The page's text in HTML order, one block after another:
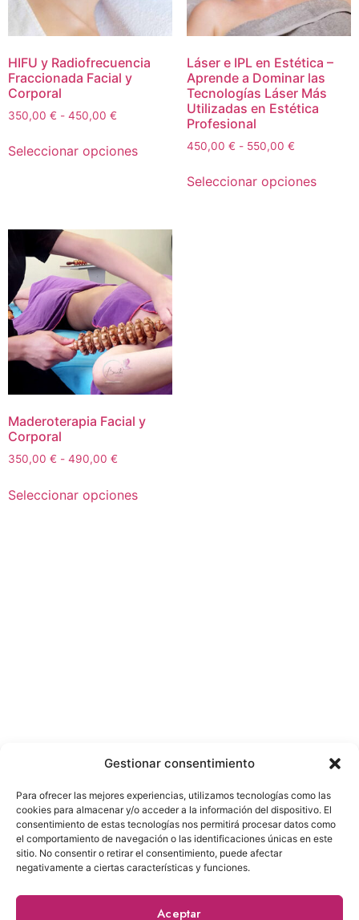
Gestionar consentimiento
Para ofrecer las mejores experiencias, utilizamos tecnologías como las
cookies para almacenar y/o acceder a la información del dispositivo. El
consentimiento de estas tecnologías nos permitirá procesar datos como
el comportamiento de navegación o las identificaciones únicas en este
sitio. No consentir o retirar el consentimiento, puede afectar
negativamente a ciertas características y funciones.
Aceptar
HIFU y Radiofrecuencia
Fraccionada Facial y
Corporal
350,00 € - 450,00 €
Seleccionar opciones
Láser e IPL en Estética –
Aprende a Dominar las
Tecnologías Láser Más
Utilizadas en Estética
Profesional
450,00 € - 550,00 €
Seleccionar opciones
Maderoterapia Facial y
Corporal
350,00 € - 490,00 €
Seleccionar opciones
Lugar: C/ Juan Álvarez Mendizabal, 3, 28008,
Plaza España, Madrid-España
Tel. +34 675 71 66 10
Privacidad|Política de Cookies